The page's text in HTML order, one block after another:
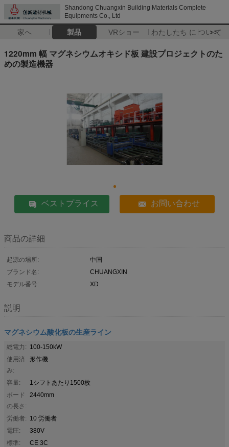
Shandong Chuangxin Building Materials Complete
Equipments Co., Ltd
家へ 製品 VRショー わたしたち に つい て
>>
1220mm 幅 マグネシウムオキシド板 建設プロジェクトのた
めの製造機器
ベストプライス お問い合わせ
商品の詳細
起源の場所:
中国
ブランド名:
CHUANGXIN
モデル番号:
XD
説明
マグネシウム酸化板の生産ライン
総電力: 100-150kW
使用済
み:
形作機
容量:
1シフトあたり1500枚
ボード
の長さ:
2440mm
労働者: 10 労働者
電圧:
380V
標準:
CE 3C